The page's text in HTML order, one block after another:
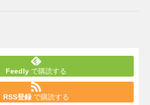
Feedly で購読する
RSS登録 で購読する